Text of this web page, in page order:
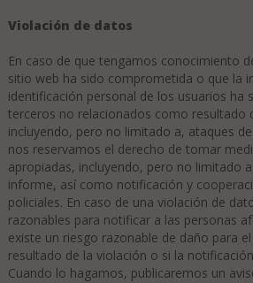
Violación de datos
En caso de que tengamos conocimiento
sitio web ha sido comprometida o que la
identificación personal de los usuarios ha
terceros no relacionados como resultado
incluyendo, pero no limitado a, ataques
nos reservamos el derecho de tomar
apropiadas, incluyendo, pero no limitado
informe, así como notificación y
policiales. En caso de una violación de
razonables para notificar a las personas
existe un riesgo razonable de daño para
resultado de la violación o si la
Cuando lo hagamos, publicaremos un